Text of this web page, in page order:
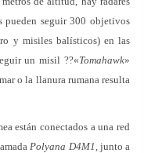
pueden seguir 300 objetivos
y misiles balísticos) en las
un misil ??«Tomahawk»
o la llanura rumana resulta
están conectados a una red
Polyana D4M1, junto a